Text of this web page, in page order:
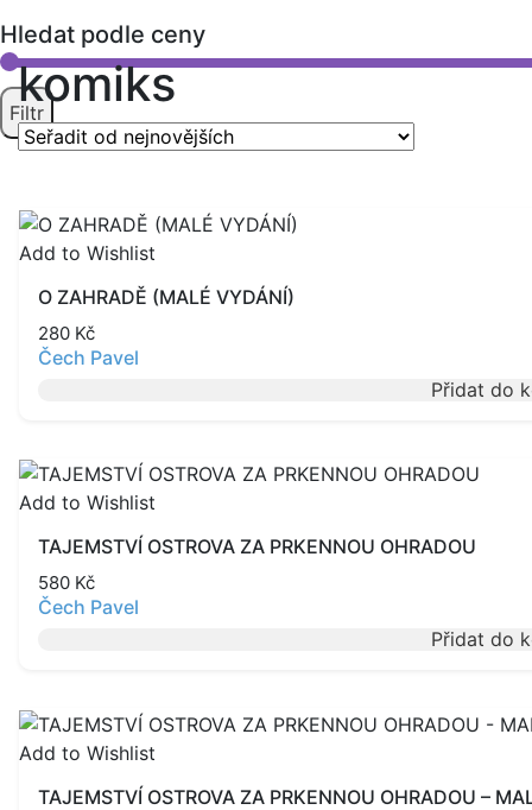
Hledat podle ceny
Filtr
komiks
Add to Wishlist
O ZAHRADĚ (MALÉ VYDÁNÍ)
280 Kč
Čech Pavel
Přidat do
Add to Wishlist
TAJEMSTVÍ OSTROVA ZA PRKENNOU OHRADOU
580 Kč
Čech Pavel
Přidat do
Add to Wishlist
TAJEMSTVÍ OSTROVA ZA PRKENNOU OHRADOU –